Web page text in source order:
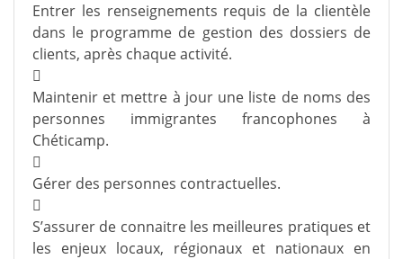
Entrer les renseignements requis de la clientèle
dans le programme de gestion des dossiers de
clients, après chaque activité.

Maintenir et mettre à jour une liste de noms des
personnes immigrantes francophones à
Chéticamp.

Gérer des personnes contractuelles.

S’assurer de connaitre les meilleures pratiques et
les enjeux locaux, régionaux et nationaux en